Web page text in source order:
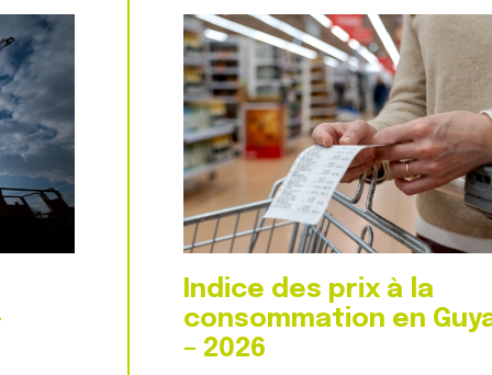
t
a
t
i
o
n
d
e
l
’
i
n
d
u
s
t
r
e
d
e
s
p
i
x
à
l
a
o
n
s
o
Indice des prix à la
consommation en
– 2026